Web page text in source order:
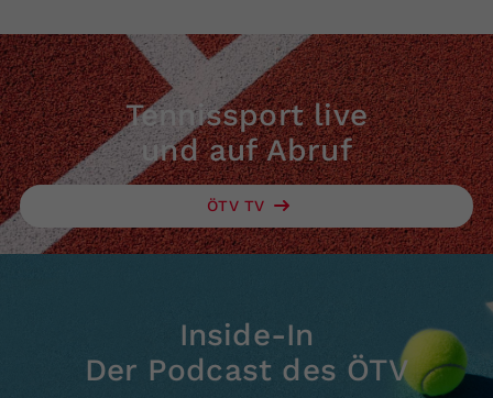
Tennissport live
und auf Abruf
ÖTV TV
Inside-In
Der Podcast des ÖTV